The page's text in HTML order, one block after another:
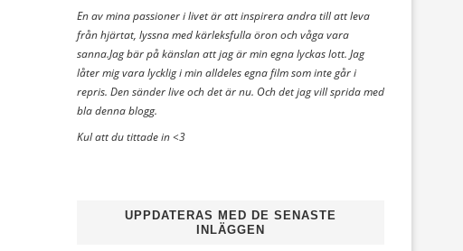
En av mina passioner i livet är att inspirera andra till att leva
från hjärtat, lyssna med kärleksfulla öron och våga vara
sanna.Jag bär på känslan att jag är min egna lyckas lott. Jag
låter mig vara lycklig i min alldeles egna film som inte går i
repris. Den sänder live och det är nu. Och det jag vill sprida med
bla denna blogg.
Kul att du tittade in <3
UPPDATERAS MED DE SENASTE
INLÄGGEN